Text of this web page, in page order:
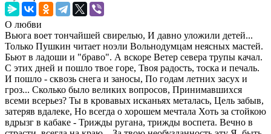
О любви
Вьюга воет тончайшей свирелью, И давно уложили детей...
Только Пушкин читает ноэли Вольнодумцам неясных мастей.
Бьют в ладоши и "браво". А вскоре Ветер севера трупы качал.
С этих дней и пошло твое горе, Твоя радость, тоска и печаль.
И пошло - сквозь снега и заносы, По годам летних засух и
гроз... Сколько было великих вопросов, Принимавшихся
всеми всерьез? Ты в кровавых исканьях металась, Цель забыв,
затеряв вдалеке, Но всегда о хорошем мечтала Хоть за стойкою
вдрызг в кабаке - Трижды ругана, трижды воспета. Вечно в